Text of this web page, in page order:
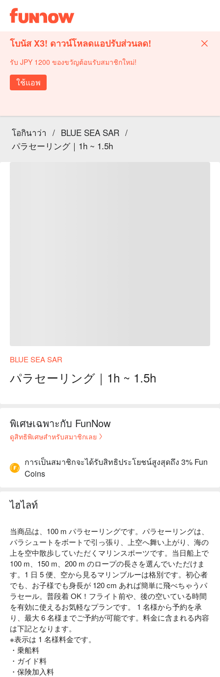
โบนัส X3! ดาวน์โหลดแอปรับส่วนลด!
รับ JPY 1200 ของขวัญต้อนรับสมาชิกใหม่!
ใช้แอพ
โอกินาว่า / BLUE SEA SAR /
パラセーリング｜1h ~ 1.5h
BLUE SEA SAR
パラセーリング｜1h ~ 1.5h
พิเศษเฉพาะกับ FunNow
ดูสิทธิพิเศษสำหรับสมาชิกเลย
การเป็นสมาชิกจะได้รับสิทธิประโยชน์สูงสุดถึง 3% Fun
Coins
ไฮไลท์
当商品は、100 m パラセーリングです。パラセーリングは、
パラシュートをボートで引っ張り、上空へ舞い上がり、海の
上を空中散歩していただくマリンスポーツです。当日船上で
100 m、150 m、200 m のロープの長さを選んでいただけま
す。1 日 5 便、空から見るマリンブルーは格別です。初心者
でも、お子様でも身長が 120 cm あれば簡単に飛べちゃうパ
ラセール。普段着 OK！フライト前や、後の空いている時間
を有効に使えるお気軽なプランです。 1 名様から予約を承
り、最大 6 名様までご予約が可能です。料金に含まれる内容
は下記となります。
※表示は 1 名様料金です。
・乗船料
・ガイド料
・保険加入料